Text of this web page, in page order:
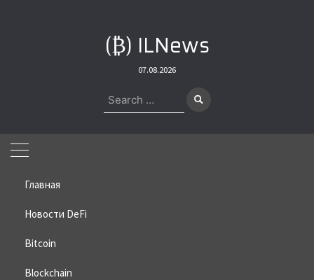
(₿) ILNews
07.08.2026
Search
for:
Главная
Новости DeFi
Bitcoin
Blockchain
Home»Bitcoin